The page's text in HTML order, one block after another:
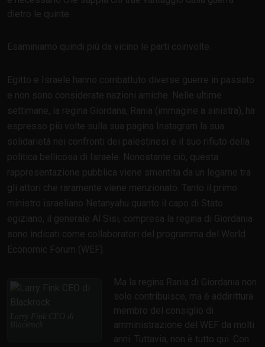
dietro le quinte.
Esaminiamo quindi più da vicino le parti coinvolte.
Egitto e Israele hanno combattuto diverse guerre in passato
e non sono considerate nazioni amiche. Nelle ultime
settimane, la regina Giordana, Rania (immagine a sinistra), ha
espresso più volte sulla sua pagina Instagram la sua
solidarietà nei confronti dei palestinesi e il suo rifiuto della
politica bellicosa di Israele. Nonostante ciò, questa
rappresentazione pubblica viene smentita da un legame tra
gli attori che raramente viene menzionato. Tanto il primo
ministro israeliano Netanyahu quanto il capo di Stato
egiziano, il generale Al Sisi, compresa la regina di Giordania
sono indicati come collaboratori del programma del World
Economic Forum (WEF).
Ma la regina Rania di Giordania non
solo contribuisce, ma è addirittura
membro del consiglio di
amministrazione del WEF da molti
anni. Tuttavia, non è tutto qui. Con